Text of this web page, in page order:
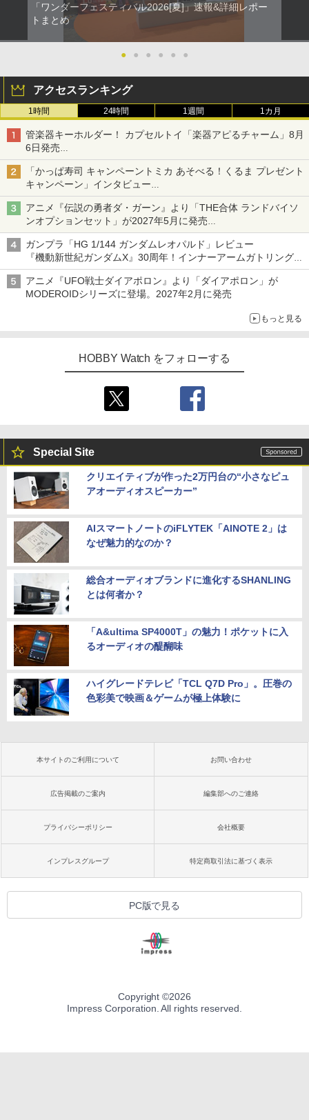
「ワンダーフェスティバル2026[夏]」速報&詳細レポー
トまとめ
● ● ● ● ● ●
アクセスランキング
1時間 24時間 1週間 1カ月
管楽器キーホルダー！ カプセルトイ「楽器アピるチャーム」8月
6日発売
チューバ、テナサクなど5種各3色
「かっぱ寿司 キャンペーントミカ あそべる！くるま プレゼント
キャンペーン」インタビュー
子どもが楽しめるかっぱ寿司ならではの体験とコラボの楽しさを
追求
アニメ『伝説の勇者ダ・ガーン』より「THE合体 ランドバイソ
ンオプションセット」が2027年5月に発売
「THE合体ランドバイソン」と連動するオプションパーツセット
ガンプラ「HG 1/144 ガンダムレオパルド」レビュー
『機動新世紀ガンダムX』30周年！インナーアームガトリングの
変形機構まで再現し最新フォーマットでキット化！
アニメ『UFO戦士ダイアポロン』より「ダイアポロン」が
MODEROIDシリーズに登場。2027年2月に発売
もっと見る
HOBBY Watch をフォローする
Special Site
クリエイティブが作った2万円台の“小さなピュ
アオーディオスピーカー”
AIスマートノートのiFLYTEK「AINOTE 2」は
なぜ魅力的なのか？
総合オーディオブランドに進化するSHANLING
とは何者か？
「A&ultima SP4000T」の魅力！ポケットに入
るオーディオの醍醐味
ハイグレードテレビ「TCL Q7D Pro」。圧巻の
色彩美で映画＆ゲームが極上体験に
本サイトのご利用について お問い合わせ
広告掲載のご案内 編集部へのご連絡
プライバシーポリシー 会社概要
インプレスグループ 特定商取引法に基づく表示
PC版で見る
Copyright ©2026
Impress Corporation. All rights reserved.